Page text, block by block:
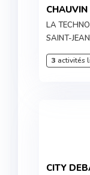
CHAUVIN
LA
SAINT-
3 activités
CITY